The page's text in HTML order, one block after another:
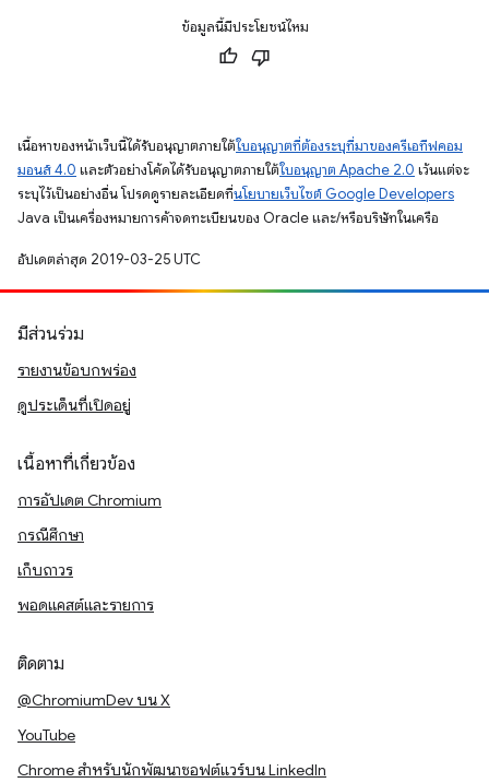
ข้อมูลนี้มีประโยชน์ไหม
เนื้อหาของหน้าเว็บนี้ได้รับอนุญาตภายใต้ใบอนุญาตที่ต้องระบุที่มาของครีเอทีฟคอม
มอนส์ 4.0 และตัวอย่างโค้ดได้รับอนุญาตภายใต้ใบอนุญาต Apache 2.0 เว้นแต่จะ
ระบุไว้เป็นอย่างอื่น โปรดดูรายละเอียดที่นโยบายเว็บไซต์ Google Developers
Java เป็นเครื่องหมายการค้าจดทะเบียนของ Oracle และ/หรือบริษัทในเครือ
อัปเดตล่าสุด 2019-03-25 UTC
มีส่วนร่วม
รายงานข้อบกพร่อง
ดูประเด็นที่เปิดอยู่
เนื้อหาที่เกี่ยวข้อง
การอัปเดต Chromium
กรณีศึกษา
เก็บถาวร
พอดแคสต์และรายการ
ติดตาม
@ChromiumDev บน X
YouTube
Chrome สำหรับนักพัฒนาซอฟต์แวร์บน LinkedIn